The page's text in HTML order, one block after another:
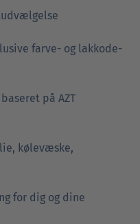
farve- og lakkode-
på AZT
kølevæske,
for dig og dine